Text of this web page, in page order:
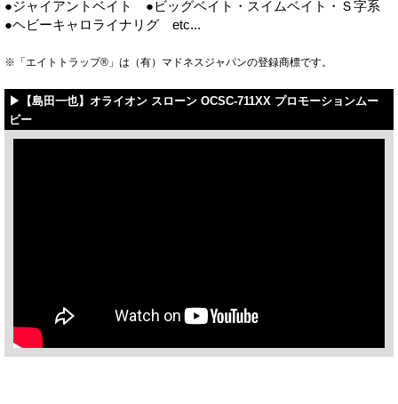
●ジャイアントベイト ●ビッグベイト・スイムベイト・Ｓ字系
●ヘビーキャロライナリグ etc...
※「エイトトラップ®」は（有）マドネスジャパンの登録商標です。
▶【島田一也】オライオン スローン OCSC-711XX プロモーションムー
ビー